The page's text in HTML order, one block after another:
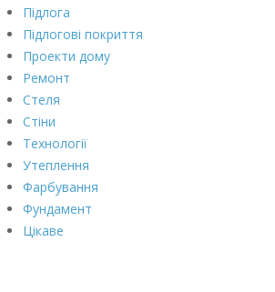
Підлога
Підлогові покриття
Проекти дому
Ремонт
Стеля
Стіни
Технології
Утеплення
Фарбування
Фундамент
Цікаве